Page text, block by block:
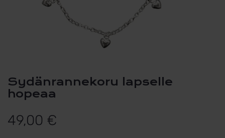
Sydänrannekoru lapselle
hopeaa
49,00 €